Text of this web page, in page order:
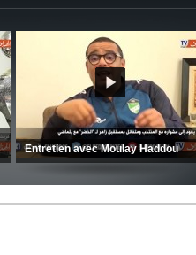
CSC: La préparation des hommes
d’Amrani se poursuit en Tunisie